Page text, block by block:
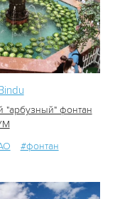
26
"арбузный" фонтан
#фонтан